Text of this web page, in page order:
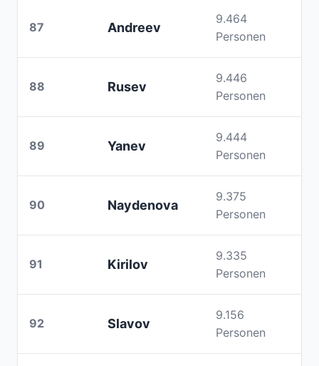
87 Andreev
9.464
Personen
88 Rusev
9.446
Personen
89 Yanev
9.444
Personen
90 Naydenova
9.375
Personen
91 Kirilov
9.335
Personen
92 Slavov
9.156
Personen